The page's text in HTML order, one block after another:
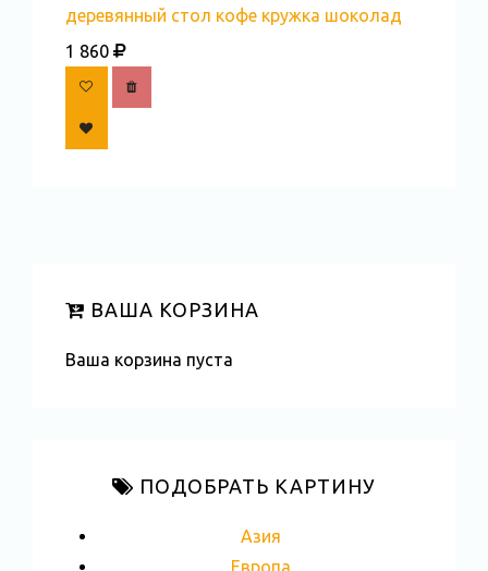
деревянный стол кофе кружка шоколад
1 860
ВАША КОРЗИНА
Ваша корзина пуста
ПОДОБРАТЬ КАРТИНУ
Азия
Европа